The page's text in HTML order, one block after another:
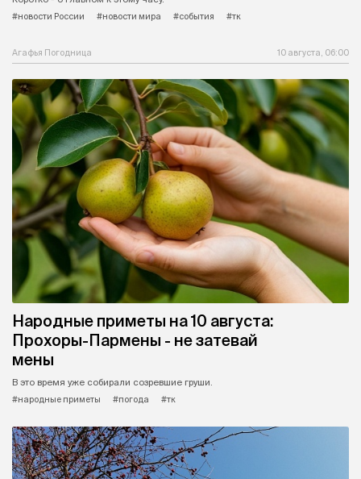
#новости России
#новости мира #события #тк
Агафья Погодница 10 августа, 06:00
Народные приметы на 10 августа:
Прохоры-Пармены - не затевай
мены
В это время уже собирали созревшие груши.
#народные приметы
#погода #тк